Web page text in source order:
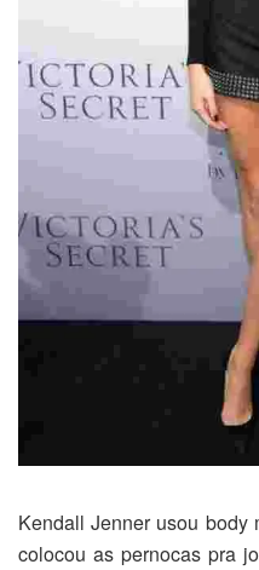
Kendall Jenner usou body
colocou as pernocas pra